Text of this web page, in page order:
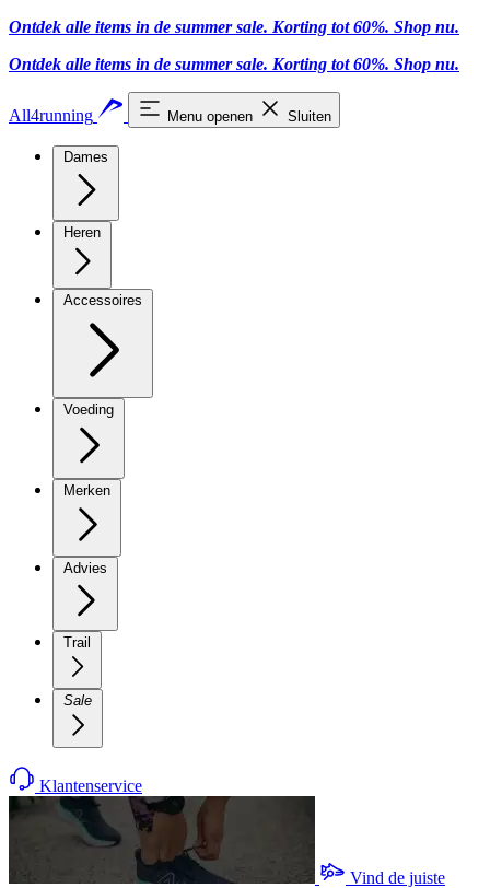
Ontdek alle items in de summer sale. Korting tot 60%. Shop nu.
Ontdek alle items in de summer sale. Korting tot 60%. Shop nu.
All4running Menu openen Sluiten
Dames
Heren
Accessoires
Voeding
Merken
Advies
Trail
Sale
Klantenservice
Vind de juiste